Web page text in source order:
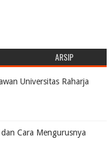
ARSIP
Universitas Raharja
Cara Mengurusnya